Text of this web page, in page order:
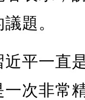
題。
近平一直
一次非常